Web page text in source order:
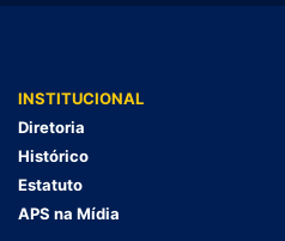
INSTITUCIONAL
Diretoria
Histórico
Estatuto
APS na Mídia